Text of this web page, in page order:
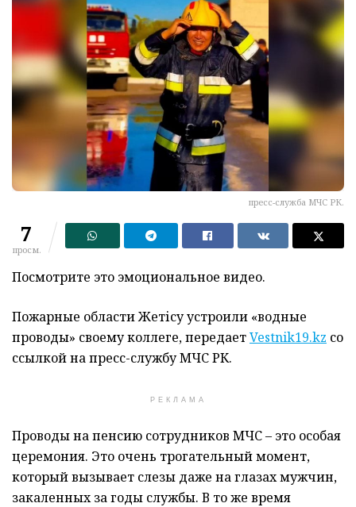
пресс-служба МЧС РК.
7
просм.
Посмотрите это эмоциональное видео.
Пожарные области Жетісу устроили «водные
проводы» своему коллеге, передаетVestnik19.kz со
ссылкой на пресс-службу МЧС РК.
РЕКЛАМА
Проводы на пенсию сотрудников МЧС– это особая
церемония. Это очень трогательный момент,
который вызывает слезы даже на глазах мужчин,
закаленных за годы службы. В то же время